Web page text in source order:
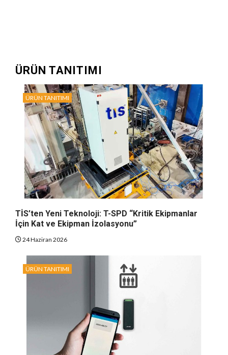
ÜRÜN TANITIMI
ÜRÜN TANITIMI
TİS’ten Yeni Teknoloji: T-SPD “Kritik Ekipmanlar
İçin Kat ve Ekipman İzolasyonu”
24 Haziran 2026
ÜRÜN TANITIMI